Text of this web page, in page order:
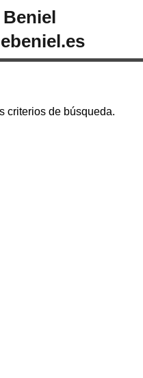
criterios de búsqueda.